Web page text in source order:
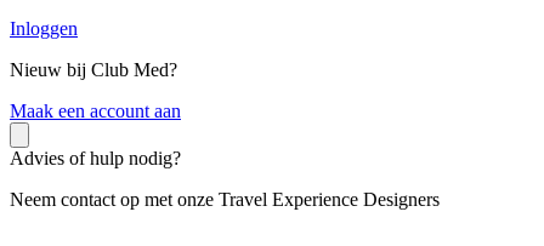
Inloggen
Nieuw bij Club Med?
Maak een account aan
Advies of hulp nodig?
Neem contact op met onze Travel Experience Designers